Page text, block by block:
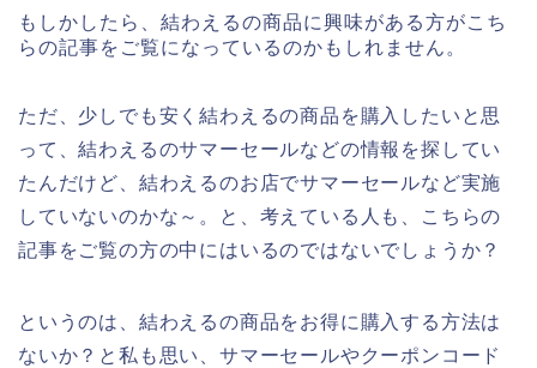
もしかしたら、結わえるの商品に興味がある方がこち
らの記事をご覧になっているのかもしれません。
ただ、少しでも安く結わえるの商品を購入したいと思
って、結わえるのサマーセールなどの情報を探してい
たんだけど、結わえるのお店でサマーセールなど実施
していないのかな～。と、考えている人も、こちらの
記事をご覧の方の中にはいるのではないでしょうか？
というのは、結わえるの商品をお得に購入する方法は
ないか？と私も思い、サマーセールやクーポンコード